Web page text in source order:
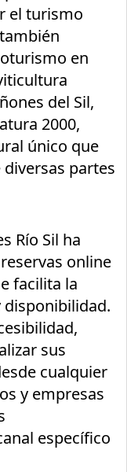
el turismo
en
del Sil,
2000,
único que
partes
Río Sil ha
online
facilita la
sus
cualquier
y empresas
específico